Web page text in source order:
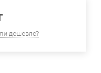
дешевле?